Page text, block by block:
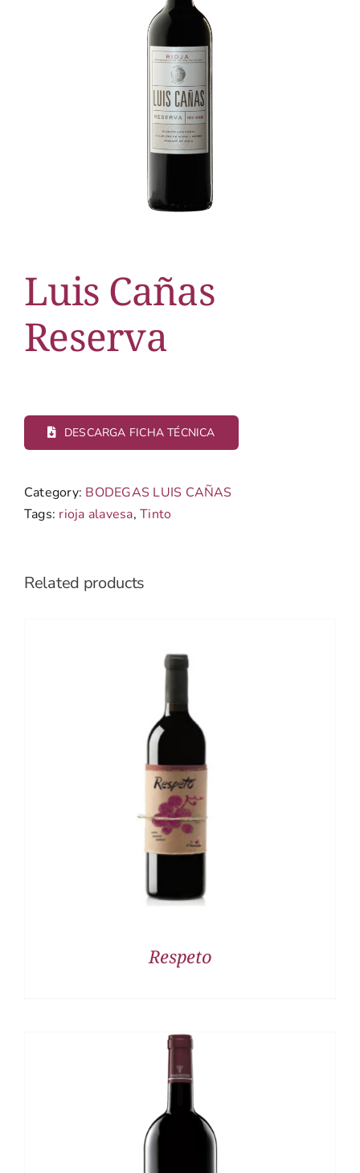
Luis Cañas
Reserva
DESCARGA FICHA TÉCNICA
Category: BODEGAS LUIS CAÑAS
Tags: rioja alavesa,Tinto
Related products
DETALLES
Respeto